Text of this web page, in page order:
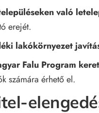
való
erejét.
lakókörnyezet
Falu Program
számára érhető el.